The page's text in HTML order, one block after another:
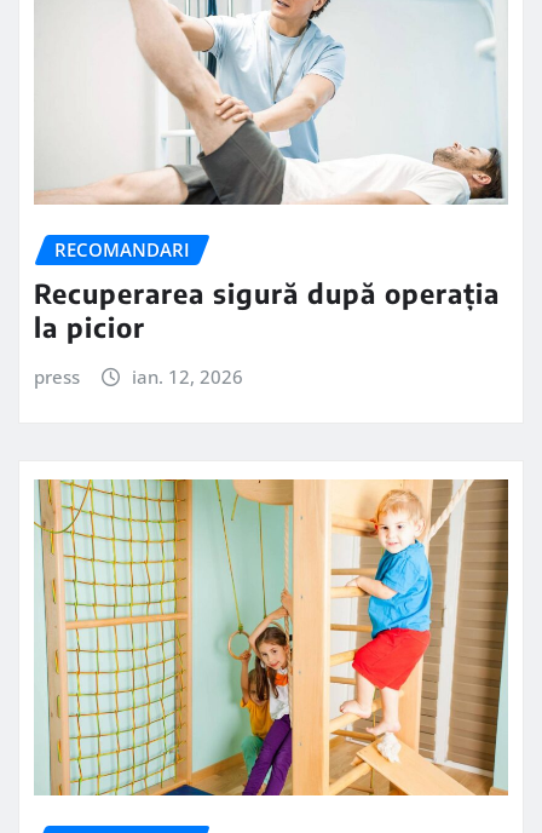
RECOMANDARI
Recuperarea sigură după operația
la picior
press ian. 12, 2026